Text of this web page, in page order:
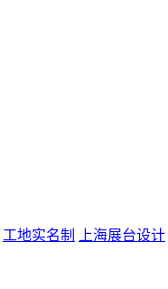
工地实名制 上海展台设计